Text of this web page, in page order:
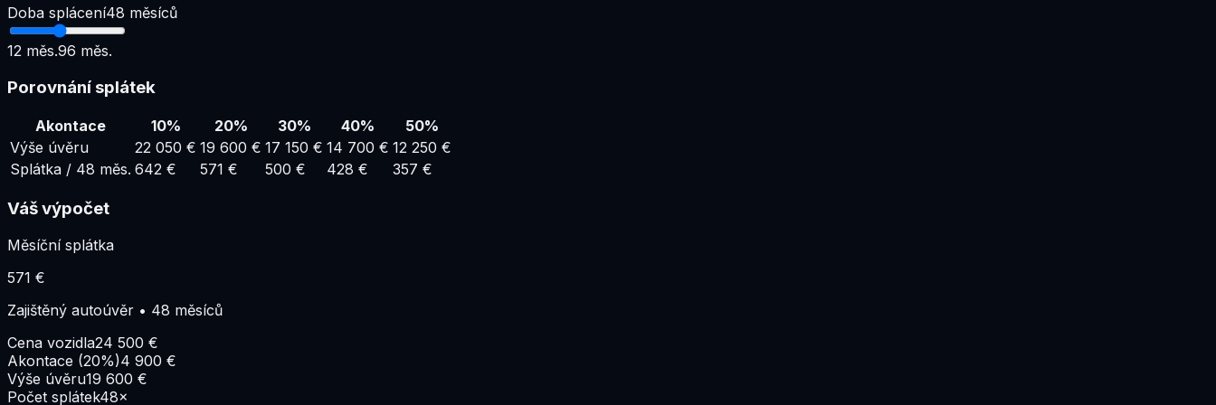
Doba splácení48 měsíců
12 měs.96 měs.
Porovnání splátek
Akontace 10% 20% 30% 40% 50%
Výše úvěru
22 050 € 19 600 € 17 150 € 14 700 € 12 250 €
Splátka / 48 měs. 642 € 571 € 500 € 428 € 357 €
Váš výpočet
Měsíční splátka
571 €
Zajištěný autoúvěr • 48 měsíců
Cena vozidla24 500 €
Akontace (20%)4 900 €
Výše úvěru19 600 €
Počet splátek48×